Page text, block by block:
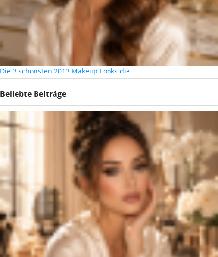
Die 3 schönsten 2013 Makeup Looks die …
Beliebte Beiträge